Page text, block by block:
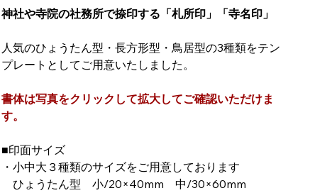
神社や寺院の社務所で捺印する「札所印」「寺名印」
人気のひょうたん型・長方形型・鳥居型の3種類をテン
プレートとしてご用意いたしました。
書体は写真をクリックして拡大してご確認いただけま
す。
■印面サイズ
・小中大３種類のサイズをご用意しております
ひょうたん型 小/20×40mm 中/30×60mm